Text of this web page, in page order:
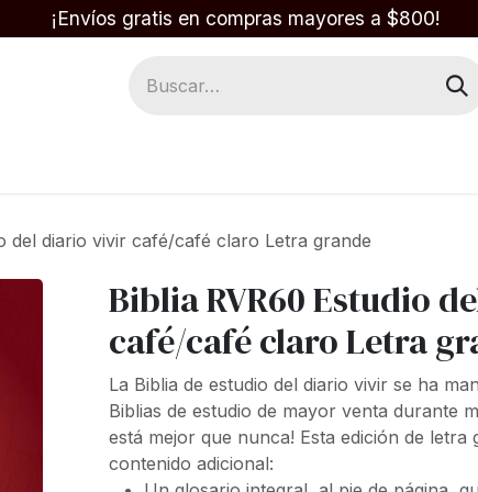
¡Envíos gratis en compras mayores a $800!
del diario vivir café/café claro Letra grande
Biblia RVR60 Estudio
café/café claro Letra
La Biblia de estudio del diario vivirse ha
Biblias de estudio de mayor venta durante
está mejor que nunca! Esta edición de letra
contenido adicional: